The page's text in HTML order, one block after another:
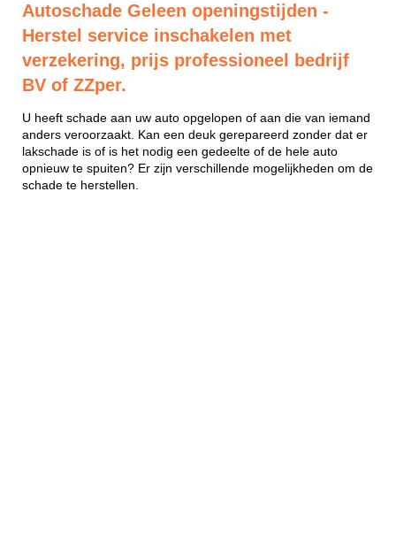
Autoschade Geleen openingstijden -
Herstel service inschakelen met
verzekering, prijs professioneel bedrijf
BV of ZZper.
U heeft schade aan uw auto opgelopen of aan die van iemand
anders veroorzaakt. Kan een deuk gerepareerd zonder dat er
lakschade is of is het nodig een gedeelte of de hele auto
opnieuw te spuiten? Er zijn verschillende mogelijkheden om de
schade te herstellen.